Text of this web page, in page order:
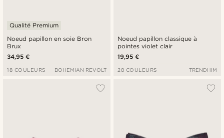
Noeud papillon en soie Bron
Brux
Qualité Premium
34,95 €
18 COULEURS BOHEMIAN REVOLT
Noeud papillon classique à
pointes violet clair
19,95 €
28 COULEURS TRENDHIM